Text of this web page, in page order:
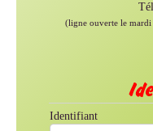
(ligne ouverte le
Identifiant